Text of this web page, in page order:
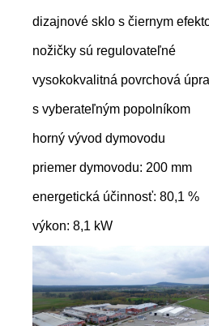
dizajnové sklo s čiernym
nožičky sú regulovateľné
vysokokvalitná povrchová
s vyberateľným popolníkom
horný vývod dymovodu
priemer dymovodu: 200 mm
energetická účinnosť: 80,1 %
výkon: 8,1 kW